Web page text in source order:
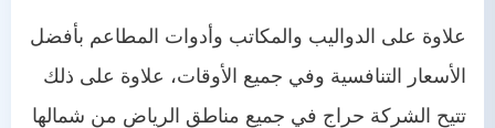
علاوة على الدواليب والمكاتب وأدوات المطاعم بأفضل
الأسعار التنافسية وفي جميع الأوقات، علاوة على ذلك
تتيح الشركة حراج في جميع مناطق الرياض من شمالها